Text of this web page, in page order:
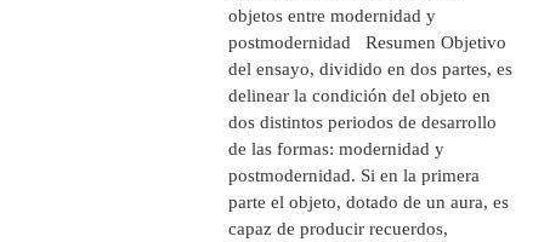
objetos entre modernidad y
postmodernidad Resumen Objetivo
del ensayo, dividido en dos partes, es
delinear la condición del objeto en
dos distintos periodos de desarrollo
de las formas: modernidad y
postmodernidad. Si en la primera
parte el objeto, dotado de un aura, es
capaz de producir recuerdos,